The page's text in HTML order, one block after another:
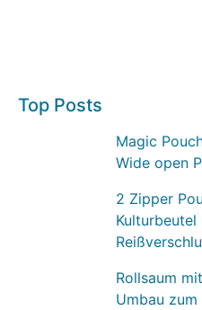
Top Posts
Magic
Wide open
2 Zipper
Kulturbeutel
Rollsaum
Umbau zum